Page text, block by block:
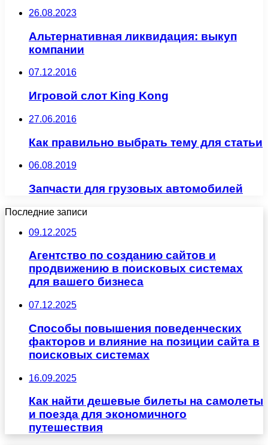
26.08.2023
Альтернативная ликвидация: выкуп
компании
07.12.2016
Игровой слот King Kong
27.06.2016
Как правильно выбрать тему для статьи
06.08.2019
Запчасти для грузовых автомобилей
Последние записи
09.12.2025
Агентство по созданию сайтов и
продвижению в поисковых системах
для вашего бизнеса
07.12.2025
Способы повышения поведенческих
факторов и влияние на позиции сайта в
поисковых системах
16.09.2025
Как найти дешевые билеты на самолеты
и поезда для экономичного
путешествия